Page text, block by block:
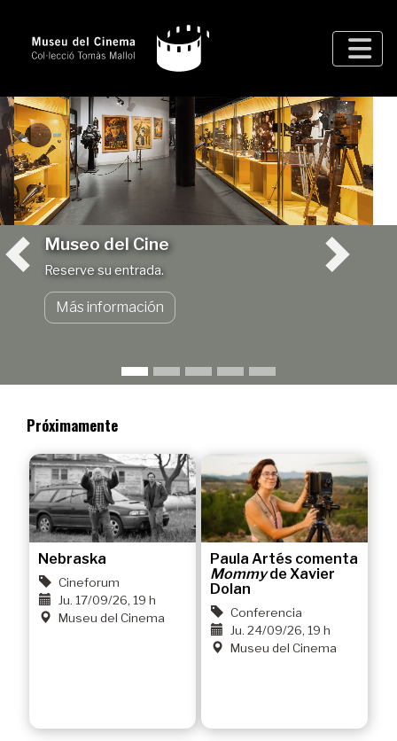
Museo del Cine
Reserve su entrada.
Más información
Próximamente
Nebraska
Cineforum
Ju. 17/09/26, 19 h
Museu del Cinema
Paula Artés comenta
Mommyde Xavier
Dolan
Conferencia
Ju. 24/09/26, 19 h
Museu del Cinema